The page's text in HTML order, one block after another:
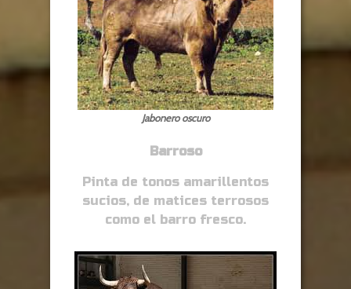
Jabonero oscuro
Barroso
Pinta de tonos amarillentos
sucios, de matices terrosos
como el barro fresco.